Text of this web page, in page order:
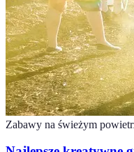
Zabawy na świeżym